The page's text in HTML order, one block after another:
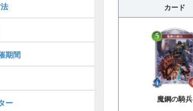
カード
魔鋼の騎兵
期間
ー